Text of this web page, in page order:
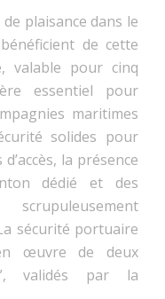
plaisance dans le
de cette
valable pour cinq
essentiel pour
maritimes
solides pour
la présence
dédié et des
sécurité portuaire
œuvre de deux
validés par la